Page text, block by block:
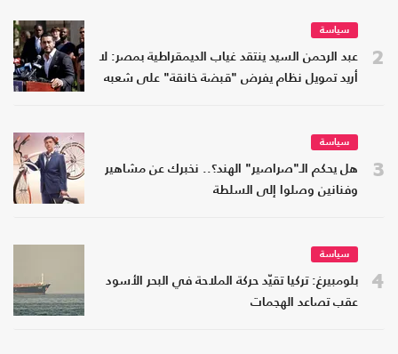
2
سياسة
عبد الرحمن السيد ينتقد غياب الديمقراطية بمصر: لا
أريد تمويل نظام يفرض "قبضة خانقة" على شعبه
3
سياسة
هل يحكم الـ"صراصير" الهند؟.. نخبرك عن مشاهير
وفنانين وصلوا إلى السلطة
4
سياسة
بلومبيرغ: تركيا تقيّد حركة الملاحة في البحر الأسود
عقب تصاعد الهجمات